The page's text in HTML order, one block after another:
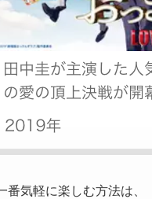
番気軽に楽しむ方法は、